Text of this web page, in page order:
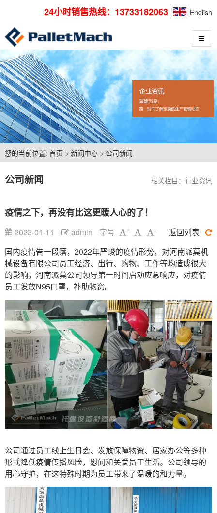
24小时销售热线：13733182063 English
您的当前位置: 首页 > 新闻中心 > 公司新闻
公司新闻 相关栏目： 行业资讯
疫情之下，再没有比这更暖人心的了！
2023-01-11 admin 字号 + -
返回列表
国内疫情告一段落，2022年严峻的疫情形势，对河南派莫机
械设备有限公司员工经济、出行、购物、工作等均造成很大
的影响，河南派莫公司领导第一时间启动应急响应，对疫情
员工发放N95口罩，补助物资。
公司通过员工线上生日会、发放保障物资、居家办公等多种
形式降低疫情传播风险，慰问和关爱员工生活。公司领导的
用心守护，在这特殊时期为员工带来了温暖的和力量。